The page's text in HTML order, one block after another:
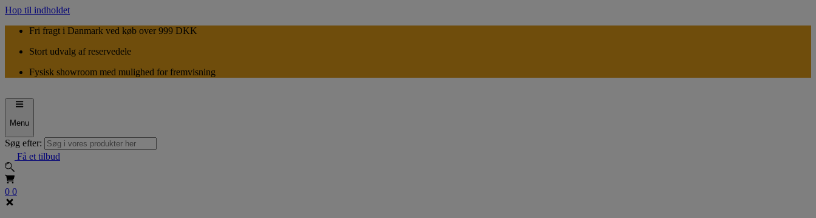
Hop til indholdet
Fri fragt i Danmark ved køb over 999 DKK
Stort udvalg af reservedele
Fysisk showroom med mulighed for fremvisning
Menu
Søg efter:
Få et tilbud
0 0